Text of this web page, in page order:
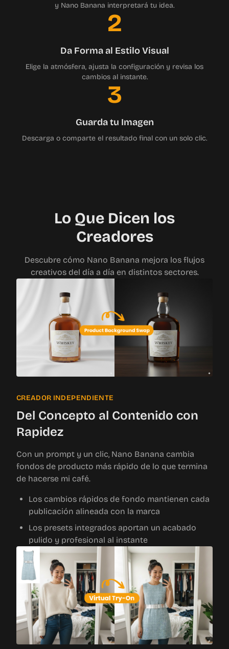
y Nano Banana interpretará tu idea.
2
Da Forma al Estilo Visual
Elige la atmósfera, ajusta la configuración y revisa los
cambios al instante.
3
Guarda tu Imagen
Descarga o comparte el resultado final con un solo clic.
Lo Que Dicen los
Creadores
Descubre cómo Nano Banana mejora los flujos
creativos del día a día en distintos sectores.
CREADOR INDEPENDIENTE
Del Concepto al Contenido con
Rapidez
Con un prompt y un clic, Nano Banana cambia
fondos de producto más rápido de lo que termina
de hacerse mi café.
Los cambios rápidos de fondo mantienen cada
publicación alineada con la marca
Los presets integrados aportan un acabado
pulido y profesional al instante